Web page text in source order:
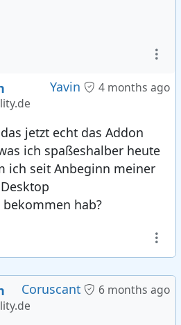
Yavin 4 months ago
jetzt echt das Addon
ich spaßeshalber heute
ich seit Anbeginn meiner
hab?
Coruscant 6 months ago